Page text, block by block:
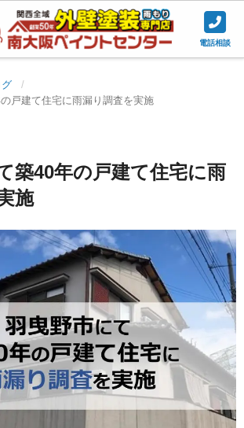
電話相談
戸建て住宅に雨漏り調査を実施
築40年の戸建て住宅に雨
施